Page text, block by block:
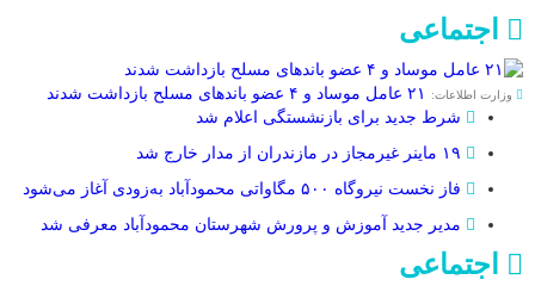
اجتماعی
وزارت اطلاعات:
۲۱ عامل موساد و ۴ عضو باند‌های مسلح بازداشت شدند
شرط جدید برای بازنشستگی اعلام شد
فاز نخست نیروگاه ۵۰۰ مگاواتی محمودآباد به‌زودی آغاز می‌شود
مدیر جدید آموزش و پرورش شهرستان محمودآباد معرفی شد
اجتماعی